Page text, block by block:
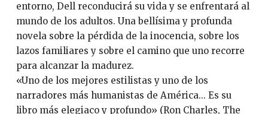
entorno, Dell reconducirá su vida y se enfrentará al
mundo de los adultos. Una bellísima y profunda
novela sobre la pérdida de la inocencia, sobre los
lazos familiares y sobre el camino que uno recorre
para alcanzar la madurez.
«Uno de los mejores estilistas y uno de los
narradores más humanistas de América... Es su
libro más elegiaco y profundo» (Ron Charles, The